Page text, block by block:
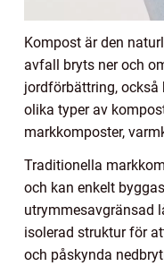
Kompost är den
avfall bryts ner och
jordförbättring,
olika typer av
markkomposter,
Traditionella
och kan enkelt
utrymmesavgränsad
isolerad struktur för
och påskynda